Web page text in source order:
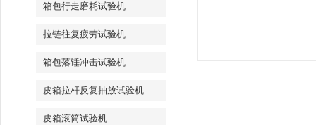
箱包行走磨耗试验机
拉链往复疲劳试验机
箱包落锤冲击试验机
皮箱拉杆反复抽放试验机
皮箱滚筒试验机